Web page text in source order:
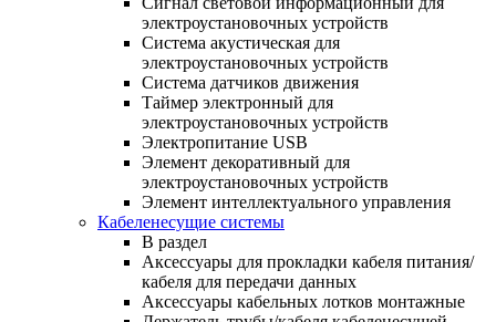
электроустановочных устройств
Система акустическая для
электроустановочных устройств
Система датчиков движения
Таймер электронный для
электроустановочных устройств
Электропитание USB
Элемент декоративный для
электроустановочных устройств
Элемент интеллектуального управления
Кабеленесущие системы
В раздел
Аксессуары для прокладки кабеля питания/
кабеля для передачи данных
Аксессуары кабельных лотков монтажные